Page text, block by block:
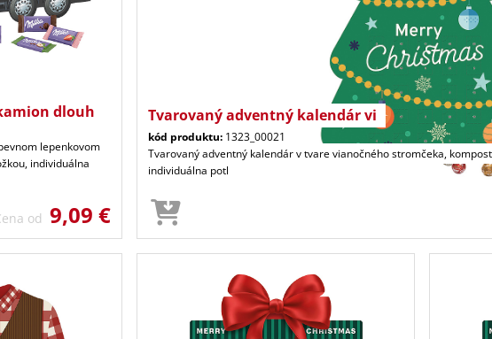
dlouh
lepenkovom
individuálna
od 9,09 €
Tvarovaný adventný kalendár vi
kód produktu: 1323_00021
Tvarovaný adventný kalendár v tvare vianočného stromčeka,
individuálna potl